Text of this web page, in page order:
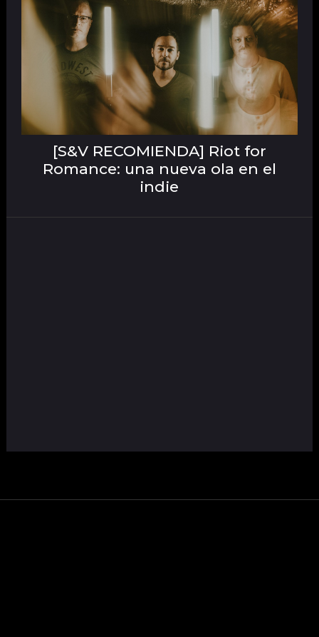
[S&V RECOMIENDA] Riot for
Romance: una nueva ola en el
indie